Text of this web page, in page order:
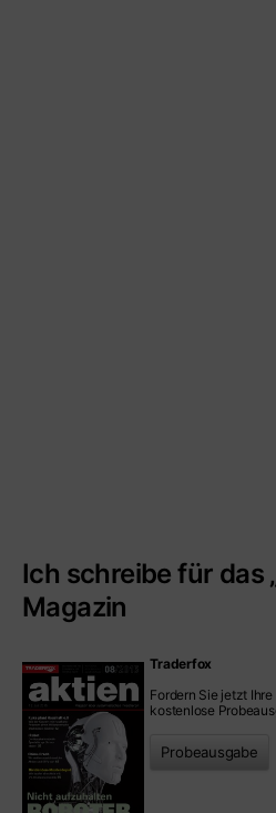
Ich schreibe für das
Magazin
Traderfox
Fordern Sie jetzt Ihre
kostenlose
Probeausgabe